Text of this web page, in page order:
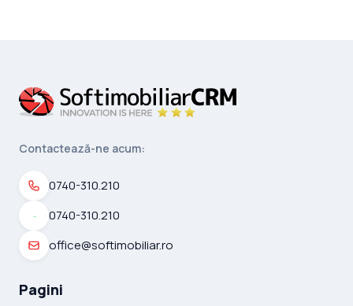
Contactează-ne acum:
0740-310.210
0740-310.210
office@softimobiliar.ro
Pagini